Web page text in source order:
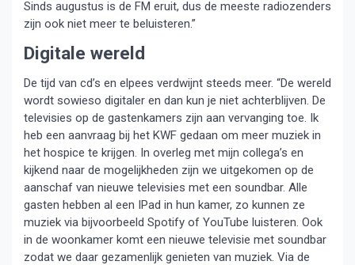
Sinds augustus is de FM eruit, dus de meeste radiozenders
zijn ook niet meer te beluisteren.”
Digitale wereld
De tijd van cd’s en elpees verdwijnt steeds meer. “De wereld
wordt sowieso digitaler en dan kun je niet achterblijven. De
televisies op de gastenkamers zijn aan vervanging toe. Ik
heb een aanvraag bij het KWF gedaan om meer muziek in
het hospice te krijgen. In overleg met mijn collega’s en
kijkend naar de mogelijkheden zijn we uitgekomen op de
aanschaf van nieuwe televisies met een soundbar. Alle
gasten hebben al een IPad in hun kamer, zo kunnen ze
muziek via bijvoorbeeld Spotify of YouTube luisteren. Ook
in de woonkamer komt een nieuwe televisie met soundbar
zodat we daar gezamenlijk genieten van muziek. Via de